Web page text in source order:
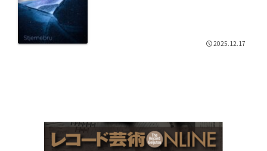
2025.12.17